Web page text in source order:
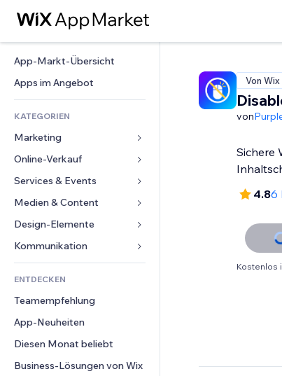
App-Markt-Übersicht
Apps im Angebot
KATEGORIEN
Marketing
Anzeigen
Mobil
Statistiken
Website-Einträge
E-Mail
Online-Verkauf
Apps für Shops
Versand & Lieferung
Verkaufen-Buttons
Buchhaltung
Gutscheine & Treuebonus
Lagerlösungen
Services & Events
Hotels
Events
Restaurants
Immobilien
Buchungen
Medien & Content
Galerie
Musik
Podcasts
Fotografie
Video
PDF
Dateifreigabe
News
Design-Elemente
Karten & Navigation
Datenschutz & Sicherheit
Uhr
Seiten-Vorlagen
Bildeffekte
Buttons & Menüs
Banner & Abzeichen
Formulare
Umfragen
Chat
Kommentare
Telefon
ENTDECKEN
Teamempfehlung
App-Neuheiten
Diesen Monat beliebt
Business-Lösungen von Wix
Von
von
Sichere
4.86
Kostenlos